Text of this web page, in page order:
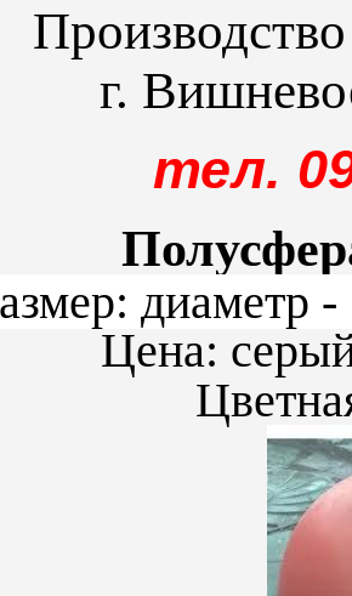
г.
тел.
диаметр
Цена: